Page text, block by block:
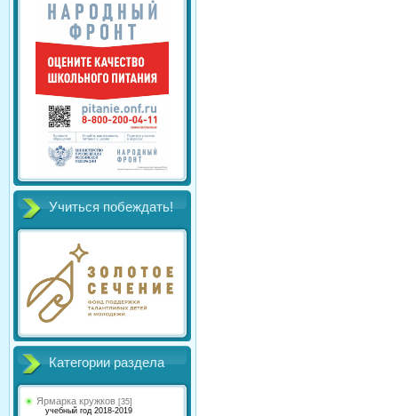
Учиться побеждать!
Категории раздела
Ярмарка кружков [35]
учебный год 2018-2019